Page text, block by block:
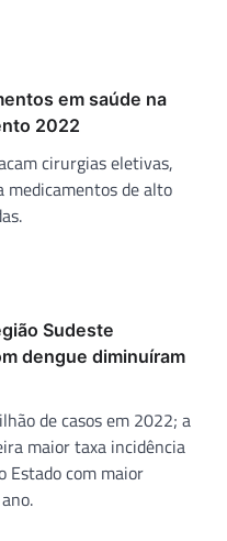
em saúde na
2022
cirurgias eletivas,
medicamentos de alto
Sudeste
dengue diminuíram
de casos em 2022; a
maior taxa incidência
Estado com maior